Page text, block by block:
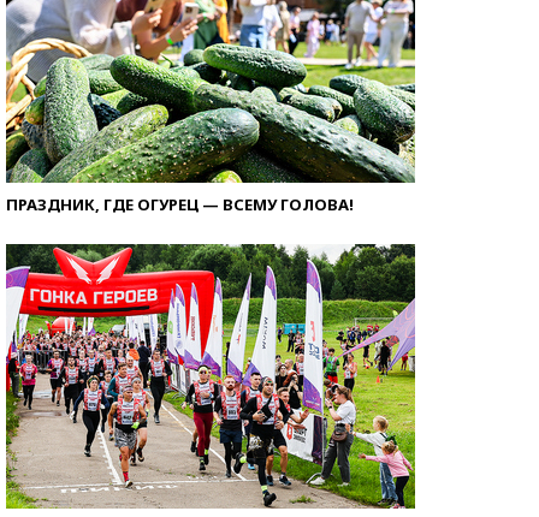
ПРАЗДНИК, ГДЕ ОГУРЕЦ — ВСЕМУ ГОЛОВА!